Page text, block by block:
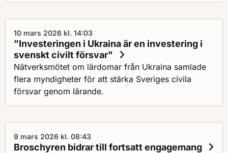
10 mars 2026 kl. 14:03
”Investeringen i Ukraina är en investering i
svenskt civilt försvar"
Nätverksmötet om lärdomar från Ukraina samlade
flera myndigheter för att stärka Sveriges civila
försvar genom lärande.
9 mars 2026 kl. 08:43
Broschyren bidrar till fortsatt engagemang